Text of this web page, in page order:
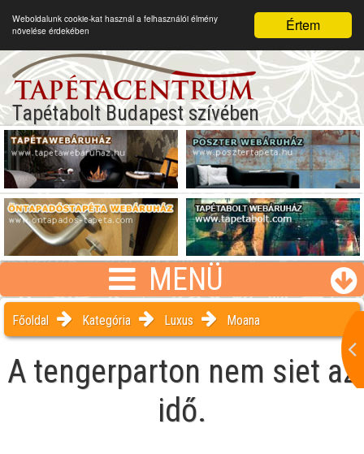
Értem
Weboldalunk cookie-kat használ a felhasználói élmény
növelése érdekében
Tapétabolt Budapest szívében
MENÜ
Főoldal Kategória Luxus Moana
A tengerparton nem siet az
idő.